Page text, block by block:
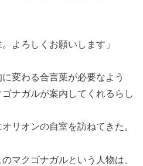
よろしくお願いします」
変わる合言葉が必要なよう
ナガルが案内してくれるらし
リオンの自室を訪ねてきた。
マクゴナガルという人物は、